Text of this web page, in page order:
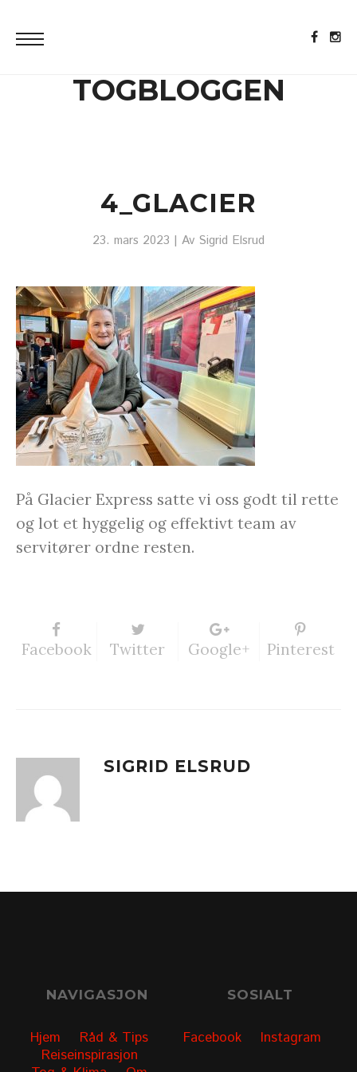
TOGBLOGGEN
4_GLACIER
23. mars 2023 | Av Sigrid Elsrud
På Glacier Express satte vi oss godt til rette
og lot et hyggelig og effektivt team av
servitører ordne resten.
Facebook Twitter Google+ Pinterest
SIGRID ELSRUD
NAVIGASJON
Hjem
Råd & Tips
Reiseinspirasjon
SOSIALT
Facebook Instagram